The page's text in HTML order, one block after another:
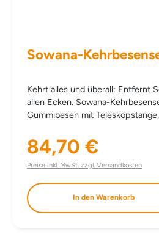
Sowana-
Kehrt alles und überall: Entfernt
allen Ecken. Sowana-Kehrbesenset 2 bestehend aus:
Gummibesen mit
Regulärer Preis:
84,70 €
Preise inkl. MwSt. zzgl. Versandkosten
In den Warenkorb